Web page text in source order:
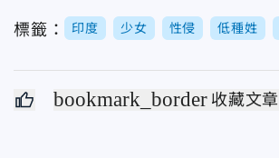
標籤： 印度 少女 性侵 低種姓
bookmark_border 收藏文章